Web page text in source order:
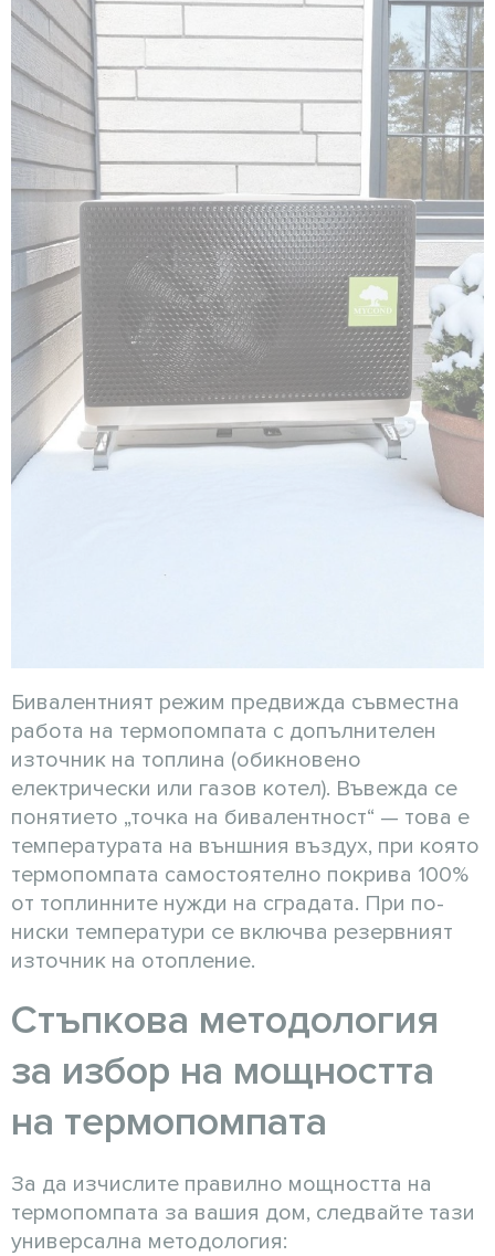
Бивалентният режим предвижда съвместна
работа на термопомпата с допълнителен
източник на топлина (обикновено
електрически или газов котел). Въвежда се
понятието „точка на бивалентност“ — това е
температурата на външния въздух, при която
термопомпата самостоятелно покрива 100%
от топлинните нужди на сградата. При по-
ниски температури се включва резервният
източник на отопление.
Стъпкова методология
за избор на мощността
на термопомпата
За да изчислите правилно мощността на
термопомпата за вашия дом, следвайте тази
универсална методология: